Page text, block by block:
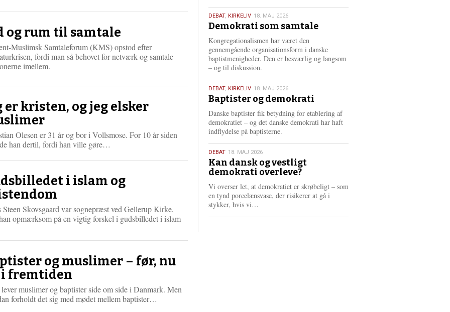
m
og rum til samtale
Muslimsk Samtaleforum (KMS) opstod efter
fordi man så behovet for netværk og samtale
imellem.
er kristen, og jeg elsker
Olesen er 31 år og bor i Vollsmose. For 10 år siden
han dertil, fordi han ville gøre…
s
e
i islam og
Steen Skovsgaard var sognepræst ved Gellerup Kirke,
opmærksom på en vigtig forskel i gudsbilledet i islam
m
e
r
e
og muslimer – før, nu
i fremtiden
muslimer og baptister side om side i Danmark. Men
forholdt det sig med mødet mellem baptister…
18.
maj
2026
DEBAT, KIRKELIV 18. MAJ 2026
Demokrati som samtale
Kongregationalismen har været den
gennemgående organisationsform i danske
baptistmenigheder. Den er besværlig og langsom
– og til diskussion.
18.
maj
2026
DEBAT, KIRKELIV 18. MAJ 2026
Baptister og demokrati
Danske baptister fik betydning for etablering af
demokratiet – og det danske demokrati har haft
indflydelse på baptisterne.
18.
maj
2026
DEBAT 18. MAJ 2026
Kan dansk og vestligt
demokrati overleve?
Vi overser let, at demokratiet er skrøbeligt – som
en tynd porcelænsvase, der risikerer at gå i
stykker, hvis vi…